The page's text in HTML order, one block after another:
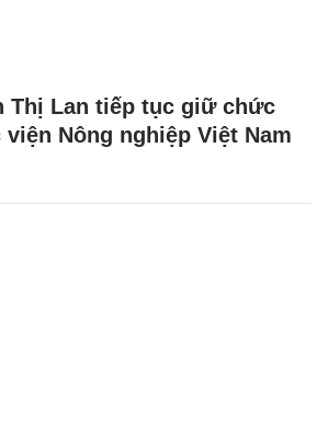
Thị Lan tiếp tục giữ chức
Nông nghiệp Việt Nam